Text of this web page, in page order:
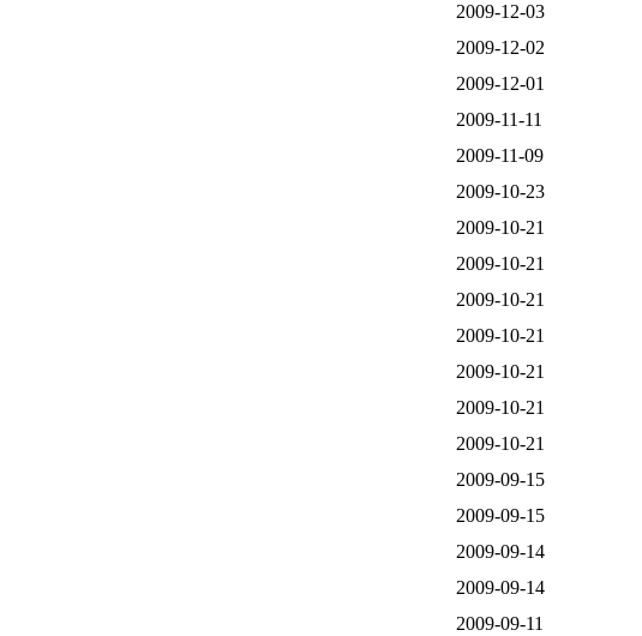
2009-12-03
2009-12-02
2009-12-01
2009-11-11
2009-11-09
2009-10-23
2009-10-21
2009-10-21
2009-10-21
2009-10-21
2009-10-21
2009-10-21
2009-10-21
2009-09-15
2009-09-15
2009-09-14
2009-09-14
2009-09-11